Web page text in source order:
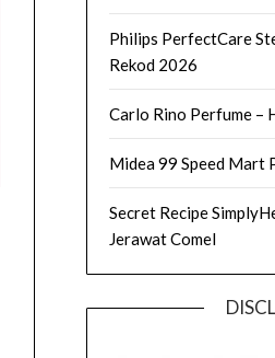
Philips PerfectCare
Rekod 2026
Carlo Rino Perfume –
Midea 99 Speed Mart
Secret Recipe
Jerawat Comel